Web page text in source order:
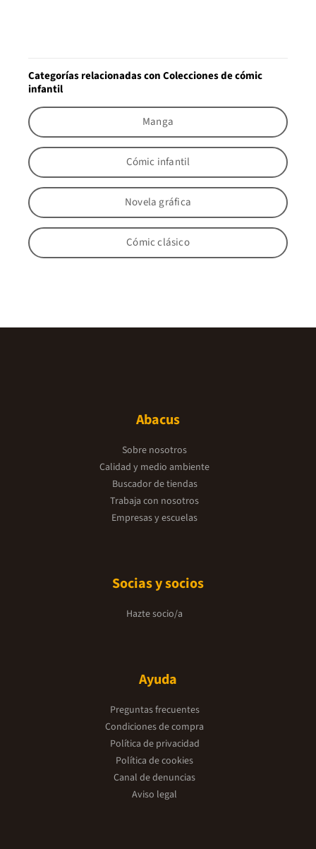
Categorías relacionadas con Colecciones de cómic
infantil
Manga
Cómic infantil
Novela gráfica
Cómic clásico
Abacus
Sobre nosotros
Calidad y medio ambiente
Buscador de tiendas
Trabaja con nosotros
Empresas y escuelas
Socias y socios
Hazte socio/a
Ayuda
Preguntas frecuentes
Condiciones de compra
Política de privacidad
Política de cookies
Canal de denuncias
Aviso legal